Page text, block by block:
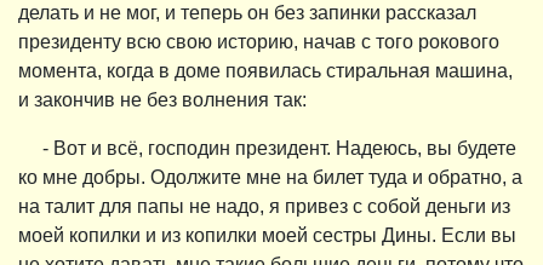
делать и не мог, и теперь он без запинки рассказал
президенту всю свою историю, начав с того рокового
момента, когда в доме появилась стиральная машина,
и закончив не без волнения так:
- Вот и всё, господин президент. Надеюсь, вы будете
ко мне добры. Одолжите мне на билет туда и обратно, а
на талит для папы не надо, я привез с собой деньги из
моей копилки и из копилки моей сестры Дины. Если вы